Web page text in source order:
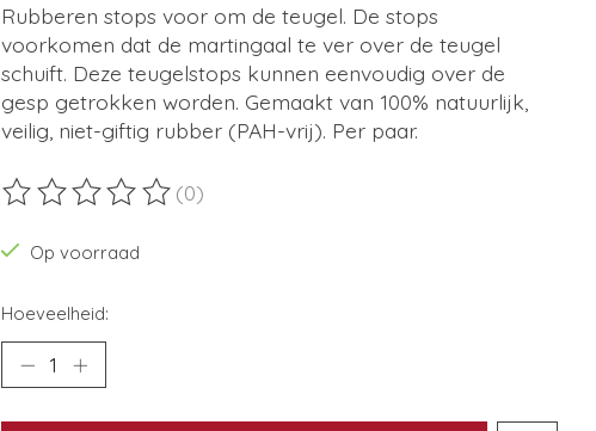
Rubberen stops voor om de teugel. De stops
voorkomen dat de martingaal te ver over de teugel
schuift. Deze teugelstops kunnen eenvoudig over de
gesp getrokken worden. Gemaakt van 100% natuurlijk,
veilig, niet-giftig rubber (PAH-vrij). Per paar.
De beoordeling van dit product is
(0)
Op voorraad
Hoeveelheid: